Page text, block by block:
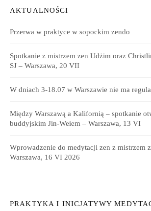
AKTUALNOŚCI
Przerwa w praktyce w sopockim zendo
Spotkanie z mistrzem zen Udżim oraz
SJ – Warszawa, 20 VII
W dniach 3-18.07 w Warszawie nie ma
Między Warszawą a Kalifornią – spotkanie
buddyjskim Jin-Weiem – Warszawa, 13 VI
Wprowadzenie do medytacji zen z mistrzem
Warszawa, 16 VI 2026
PRAKTYKA I INICJATYWY